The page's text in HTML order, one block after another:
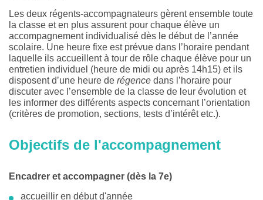
Les deux régents-accompagnateurs gèrent ensemble toute
la classe et en plus assurent pour chaque élève un
accompagnement individualisé dès le début de l’année
scolaire. Une heure fixe est prévue dans l’horaire pendant
laquelle ils accueillent à tour de rôle chaque élève pour un
entretien individuel (heure de midi ou après 14h15) et ils
disposent d’une heure de régence dans l’horaire pour
discuter avec l’ensemble de la classe de leur évolution et
les informer des différents aspects concernant l’orientation
(critères de promotion, sections, tests d’intérêt etc.).
Objectifs de l'accompagnement
Encadrer et accompagner (dès la 7e)
accueillir en début d'année